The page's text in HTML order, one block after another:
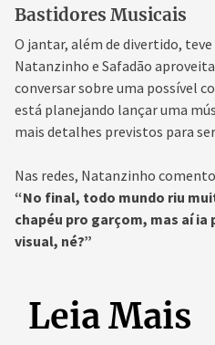
Bastidores Musicais
O jantar, além de divertido,
Natanzinho e Safadão
conversar sobre uma possível
está planejando lançar uma
mais detalhes previstos para
Nas redes, Natanzinho
“No final, todo mundo riu
chapéu pro garçom, mas aí
visual, né?”
Leia Mais